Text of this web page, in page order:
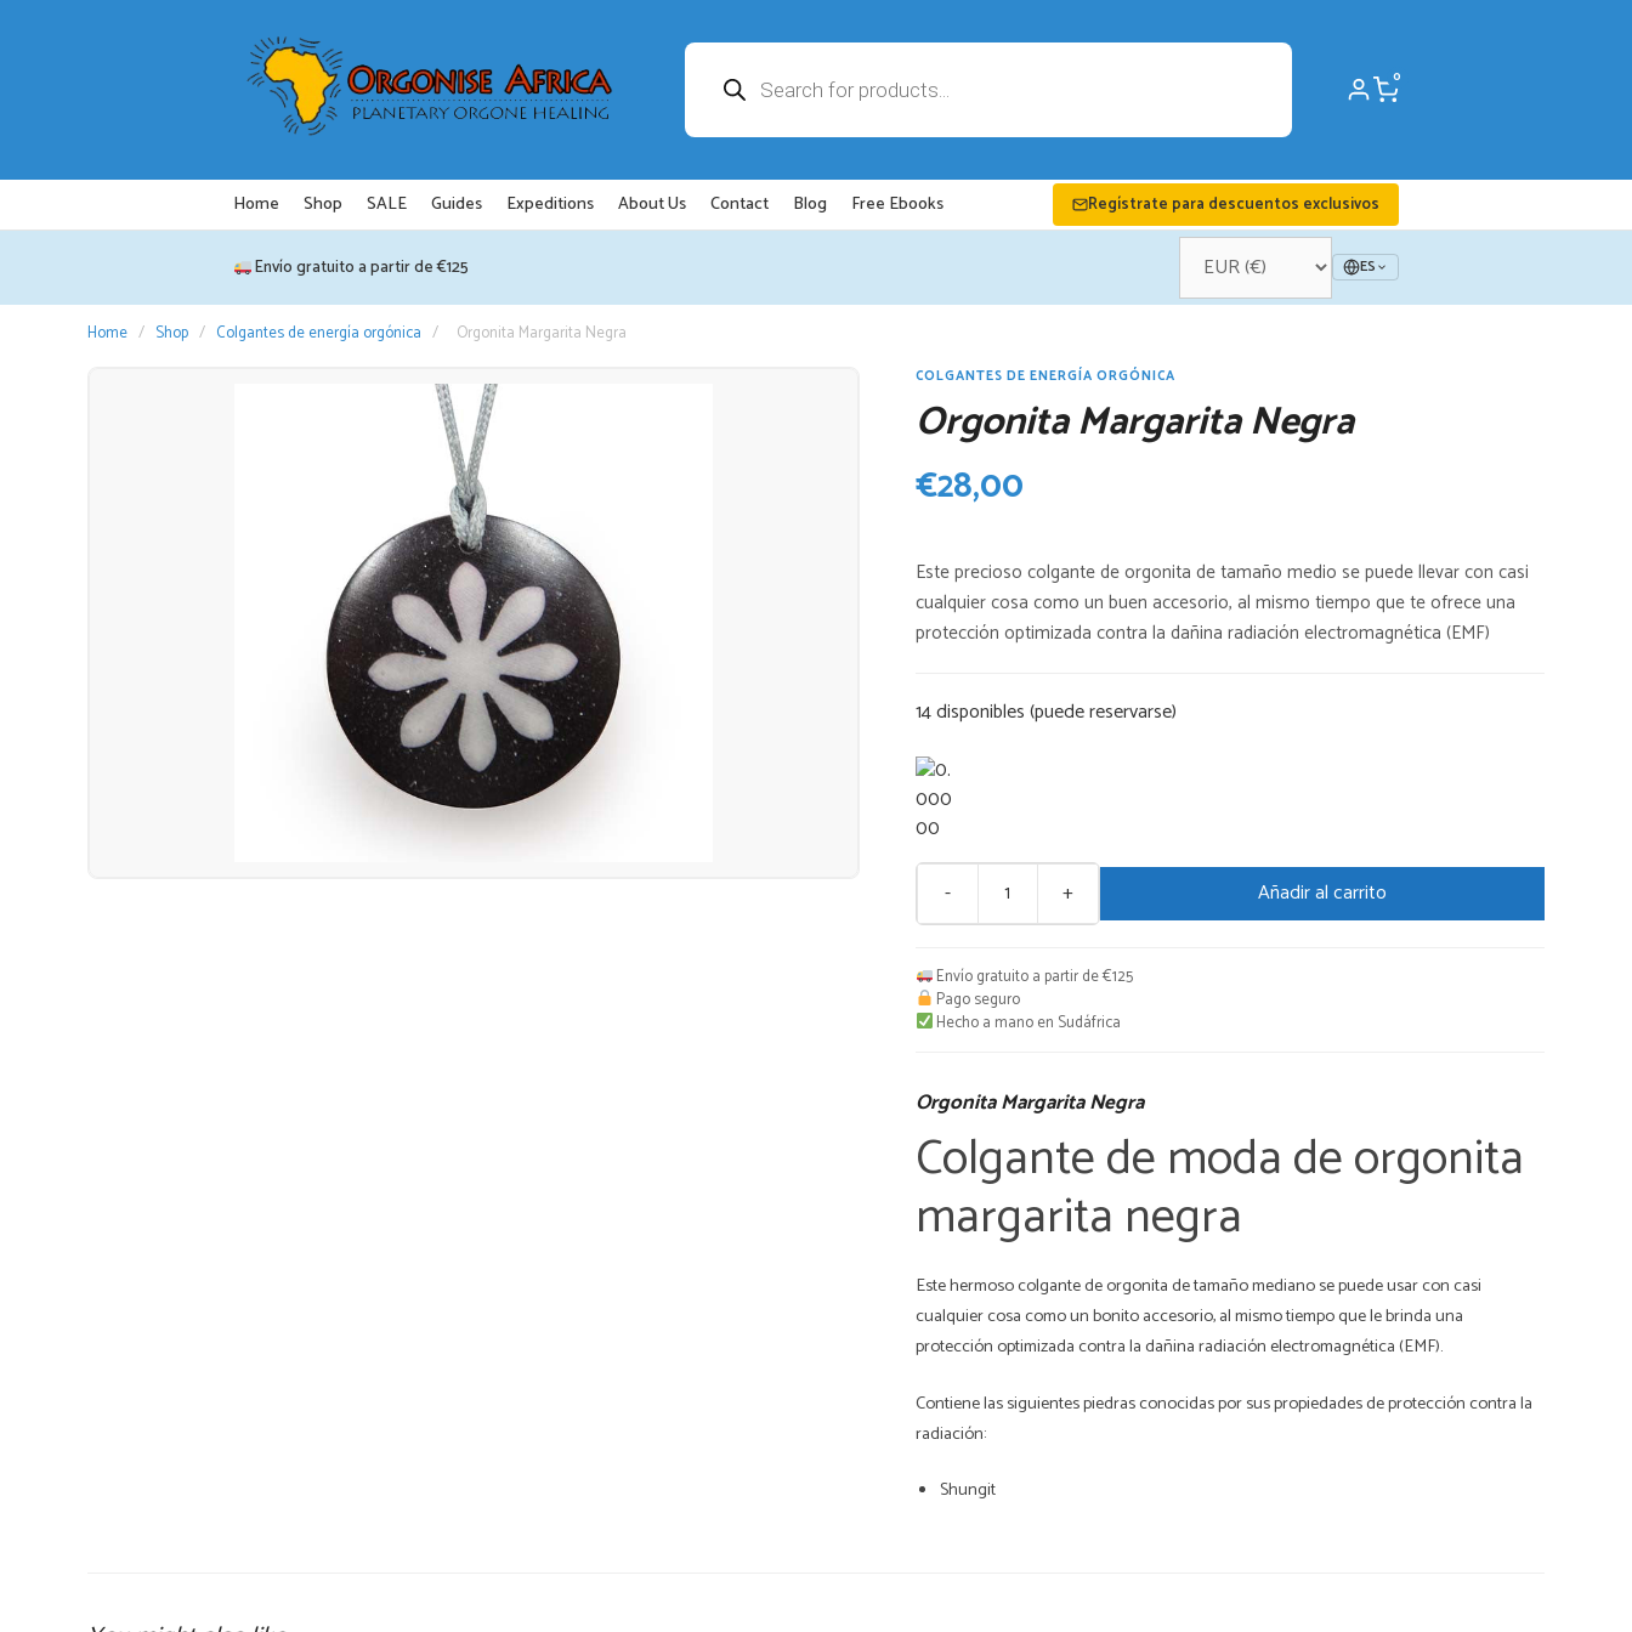
productos
0
Home Shop SALE Guides Expeditions About Us Contact Blog Free Ebooks Regístrate para descuentos exclusivos
Envío gratuito a partir de €125 ES
Home / Shop / Colgantes de energía orgónica / Orgonita Margarita Negra
COLGANTES DE ENERGÍA ORGÓNICA
Orgonita Margarita Negra
€28,00
Este precioso colgante de orgonita de tamaño medio se puede llevar con casi
cualquier cosa como un buen accesorio, al mismo tiempo que te ofrece una
protección optimizada contra la dañina radiación electromagnética (EMF)
14 disponibles (puede reservarse)
-
Orgonita
Margarita
Negra
cantidad
+ Añadir al carrito
Envío gratuito a partir de €125
Pago seguro
Hecho a mano en Sudáfrica
Orgonita Margarita Negra
Colgante de moda de orgonita
margarita negra
Este hermoso colgante de orgonita de tamaño mediano se puede usar con casi
cualquier cosa como un bonito accesorio, al mismo tiempo que le brinda una
protección optimizada contra la dañina radiación electromagnética (EMF).
Contiene las siguientes piedras conocidas por sus propiedades de protección contra la
radiación:
Shungit